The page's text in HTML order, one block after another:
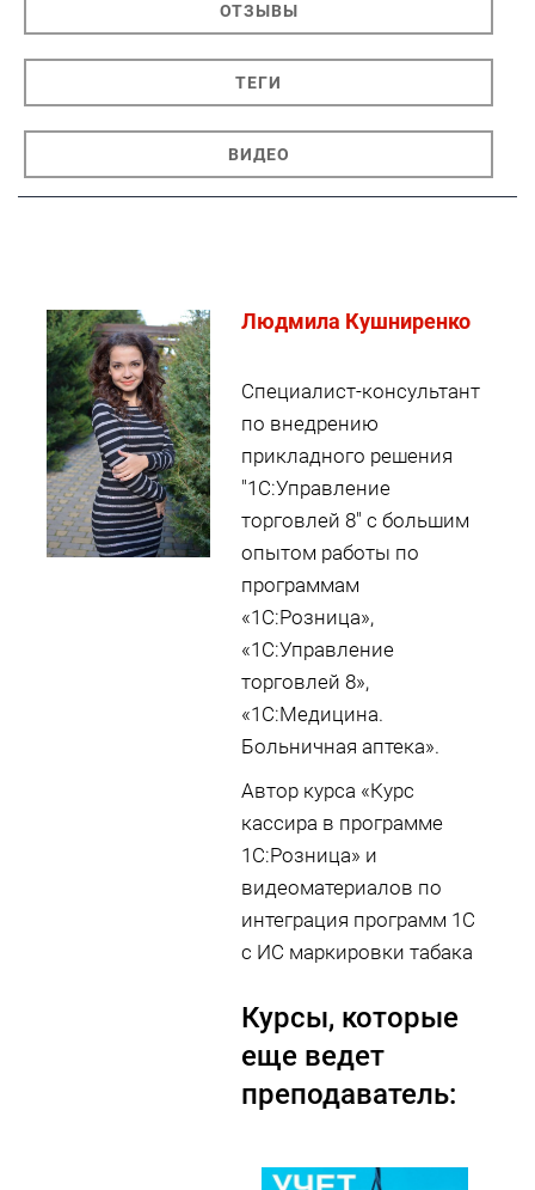
ОТЗЫВЫ
ТЕГИ
ВИДЕО
Людмила Кушниренко
Специалист-консультант
по внедрению
прикладного решения
"1С:Управление
торговлей 8" с большим
опытом работы по
программам
«1С:Розница»,
«1С:Управление
торговлей 8»,
«1С:Медицина.
Больничная аптека».
Автор курса «Курс
кассира в программе
1С:Розница» и
видеоматериалов по
интеграция программ 1С
с ИС маркировки табака
Курсы, которые
еще ведет
преподаватель: